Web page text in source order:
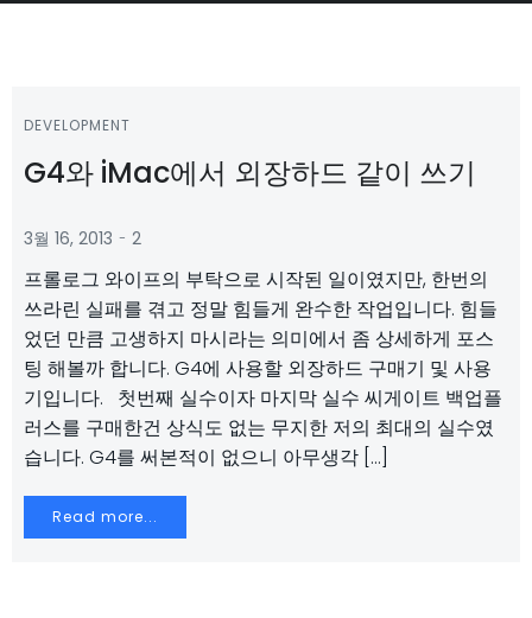
DEVELOPMENT
G4와 iMac에서 외장하드 같이 쓰기
3월 16, 2013 - 2
프롤로그 와이프의 부탁으로 시작된 일이였지만, 한번의
쓰라린 실패를 겪고 정말 힘들게 완수한 작업입니다. 힘들
었던 만큼 고생하지 마시라는 의미에서 좀 상세하게 포스
팅 해볼까 합니다. G4에 사용할 외장하드 구매기 및 사용
기입니다. 첫번째 실수이자 마지막 실수 씨게이트 백업플
러스를 구매한건 상식도 없는 무지한 저의 최대의 실수였
습니다. G4를 써본적이 없으니 아무생각 […]
Read more...